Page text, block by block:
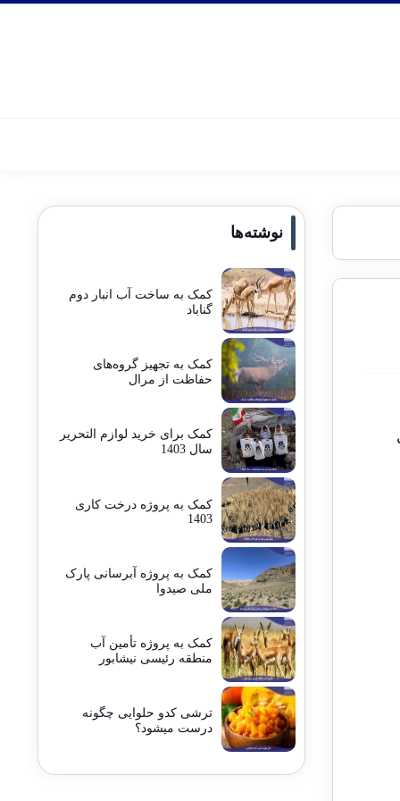
نوشته‌ها
کمک به ساخت آب انبار دوم
گناباد
کمک به تجهیز گروه‌های
حفاظت از مرال
کمک برای خرید لوازم التحریر
سال 1403
کمک به پروژه درخت کاری
1403
کمک به پروژه آبرسانی پارک
ملی صیدوا
کمک به پروژه تأمین آب
منطقه رئیسی نیشابور
ترشی کدو حلوایی چگونه
درست میشود؟